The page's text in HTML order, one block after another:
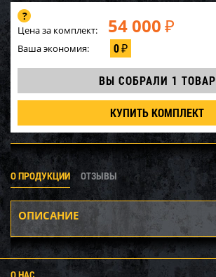
Цена за комплект: 54 000 ₽
Ваша экономия: 0₽
ВЫ СОБРАЛИ 1 ТОВАР
КУПИТЬ КОМПЛЕКТ
О ПРОДУКЦИИ ОТЗЫВЫ
ОПИСАНИЕ